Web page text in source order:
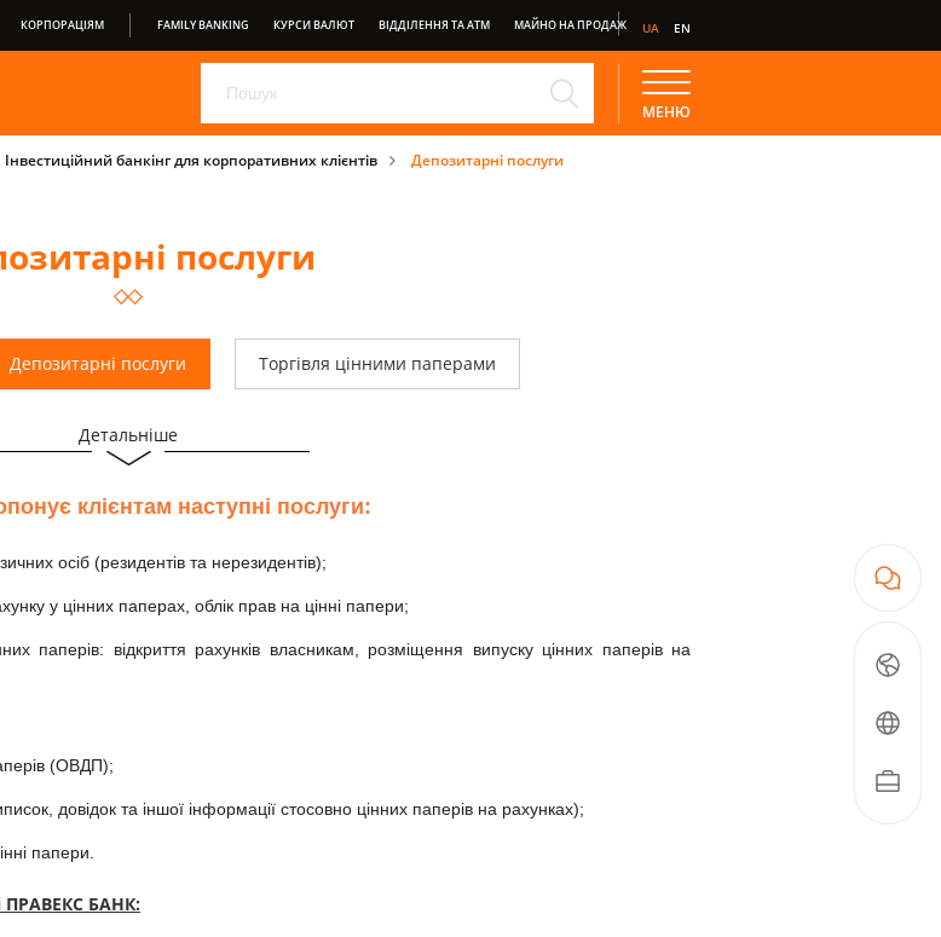
КОРПОРАЦІЯМ FAMILY BANKING КУРСИ ВАЛЮТ ВІДДІЛЕННЯ ТА АТМ МАЙНО НА ПРОДАЖ UA EN
ДЕПОЗИТ СТАНДАРТ
ДЛЯ СПОЖИВАЧІВ ВІДКРИТИЙ БАНКІНГ
МЕНЮ
Інвестиційний банкінг для корпоративних клієнтів Депозитарні послуги
послуги
Депозитарні послуги Торгівля цінними паперами
власникам цінних паперів
Детальніше
клієнтам наступні послуги:
осіб (резидентів та нерезидентів);
у цінних паперах, облік прав на цінні папери;
паперів: відкриття рахунків власникам, розміщення випуску цінних паперів на
(ОВДП);
довідок та іншої інформації стосовно цінних паперів на рахунках);
папери.
ПРАВЕКС БАНК: